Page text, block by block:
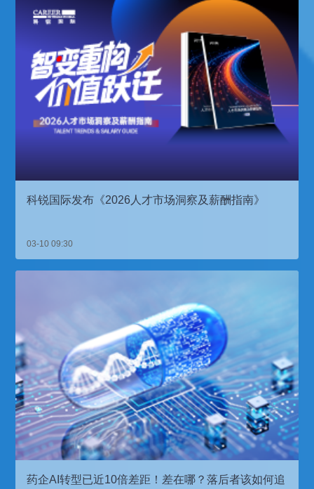
科锐国际发布《2026人才市场洞察及薪酬指南》
03-10 09:30
药企AI转型已近10倍差距！差在哪？落后者该如何追